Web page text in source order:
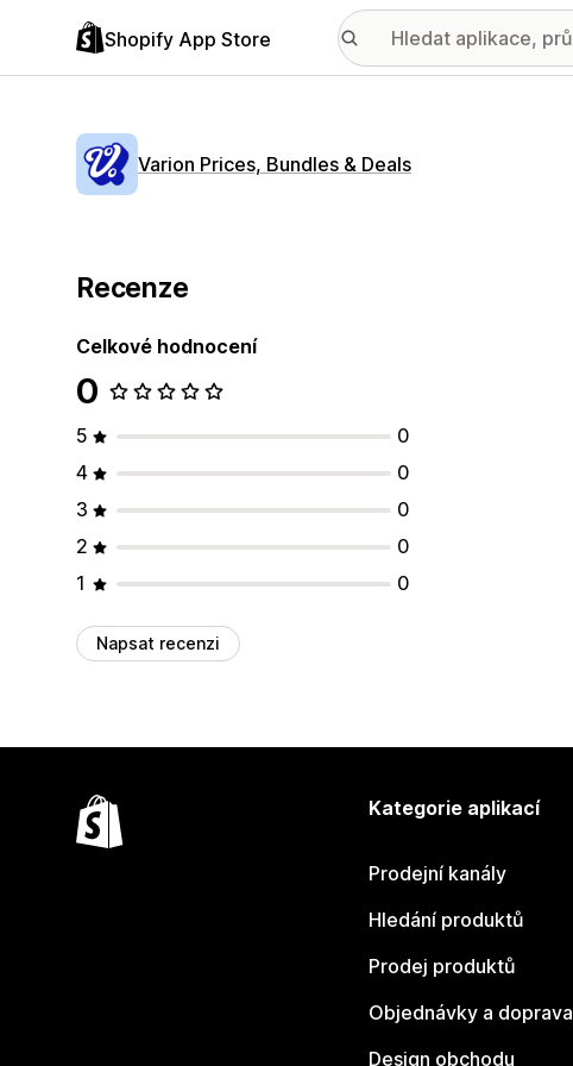
Shopify App Store
Varion Prices, Bundles & Deals
Recenze
Celkové hodnocení
0
5
0
4
0
3
0
2
0
1
0
Napsat recenzi
Kategorie aplikací
Prodejní kanály
Hledání produktů
Prodej produktů
Objednávky a doprava
Design obchodu